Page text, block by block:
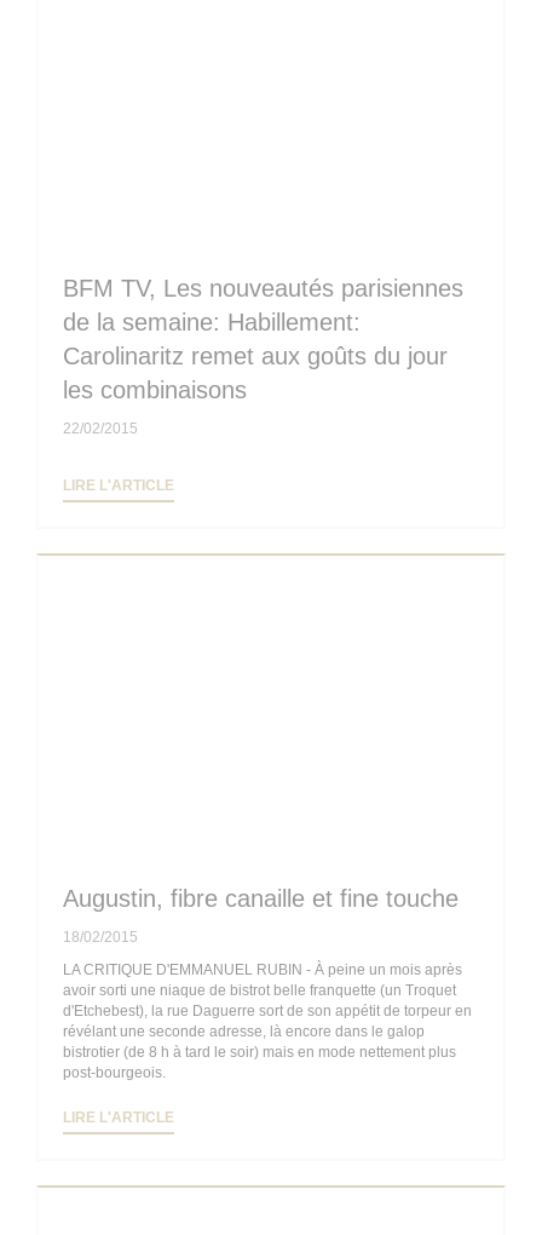
BFM TV, Les nouveautés parisiennes
de la semaine: Habillement:
Carolinaritz remet aux goûts du jour
les combinaisons
22/02/2015
LIRE L'ARTICLE
Augustin, fibre canaille et fine touche
18/02/2015
LA CRITIQUE D'EMMANUEL RUBIN - À peine un mois après
avoir sorti une niaque de bistrot belle franquette (un Troquet
d'Etchebest), la rue Daguerre sort de son appétit de torpeur en
révélant une seconde adresse, là encore dans le galop
bistrotier (de 8 h à tard le soir) mais en mode nettement plus
post-bourgeois.
LIRE L'ARTICLE